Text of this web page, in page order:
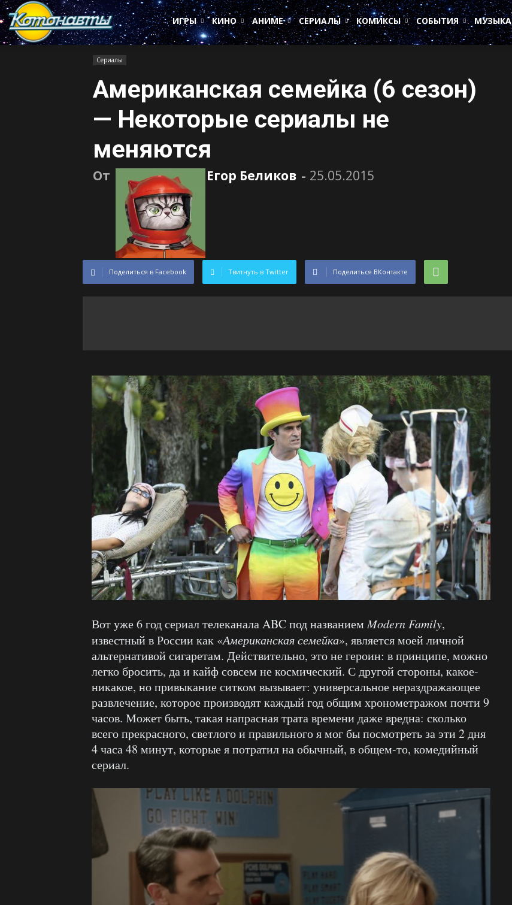
Котонавты
ИГРЫ
КИНО АНИМЕ СЕРИАЛЫ КОМИКСЫ СОБЫТИЯ МУЗЫКА
Сериалы
Американская семейка (6 сезон)
— Некоторые сериалы не
меняются
От Егор Беликов - 25.05.2015
Поделиться в Facebook Твитнуть в Twitter Поделиться ВКонтакте
Вот уже 6 год сериал телеканала ABC под названиемModern Family,
известный в России как «Американская семейка», является моей личной
альтернативой сигаретам. Действительно, это не героин: в принципе, можно
легко бросить, да и кайф совсем не космический. С другой стороны, какое-
никакое, но привыкание ситком вызывает: универсальное нераздражающее
развлечение, которое производят каждый год общим хронометражом почти 9
часов. Может быть, такая напрасная трата времени даже вредна: сколько
всего прекрасного, светлого и правильного я мог бы посмотреть за эти 2 дня
4 часа 48 минут, которые я потратил на обычный, в общем-то, комедийный
сериал.